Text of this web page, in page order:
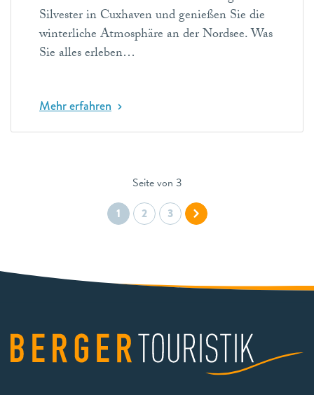
Silvester in Cuxhaven und genießen Sie die
winterliche Atmosphäre an der Nordsee. Was
Sie alles erleben…
Mehr erfahren
Seite von 3
1 2 3